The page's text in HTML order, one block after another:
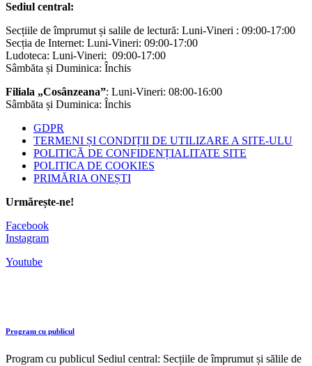
Sediul central:
Secțiile de împrumut și salile de lectură: Luni-Vineri : 09:00-17:00
Secția de Internet: Luni-Vineri: 09:00-17:00
Ludoteca: Luni-Vineri: 09:00-17:00
Sâmbăta și Duminica: Închis
Filiala „Cosânzeana”: Luni-Vineri: 08:00-16:00
Sâmbăta și Duminica: Închis
GDPR
TERMENI ȘI CONDIȚII DE UTILIZARE A SITE-ULU
POLITICĂ DE CONFIDENȚIALITATE SITE
POLITICA DE COOKIES
PRIMĂRIA ONEȘTI
Urmărește-ne!
Facebook
Instagram
Youtube
Program cu publicul
Program cu publicul Sediul central: Secțiile de împrumut și sălile de